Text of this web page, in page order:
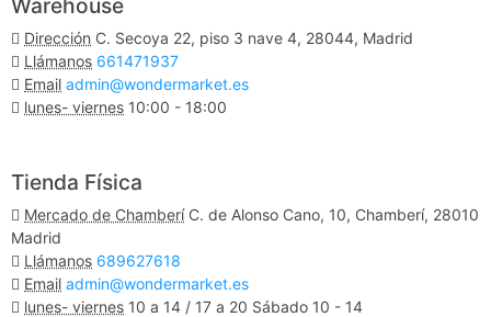
Dirección C. Secoya 22, piso 3 nave 4, 28044, Madrid
Llámanos 661471937
Email admin@wondermarket.es
lunes- viernes 10:00 - 18:00
Tienda Física
Mercado de Chamberí C. de Alonso Cano, 10, Chamberí, 28010
Madrid
Llámanos 689627618
Email admin@wondermarket.es
lunes- viernes 10 a 14 / 17 a 20 Sábado 10 - 14